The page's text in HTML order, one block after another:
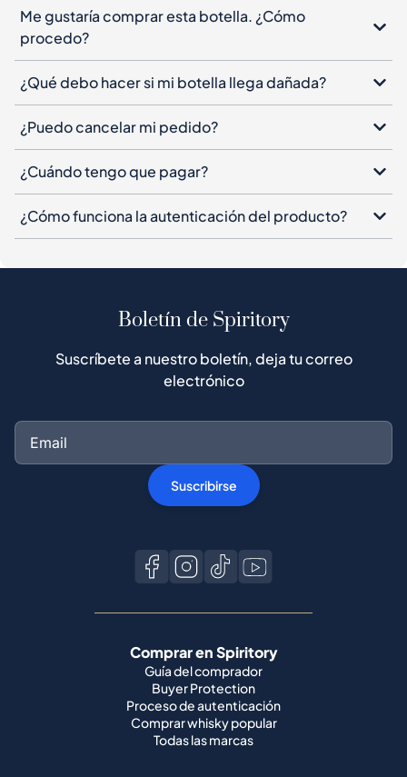
Me gustaría comprar esta botella. ¿Cómo
procedo?
¿Qué debo hacer si mi botella llega dañada?
¿Puedo cancelar mi pedido?
¿Cuándo tengo que pagar?
¿Cómo funciona la autenticación del producto?
Boletín de Spiritory
Suscríbete a nuestro boletín, deja tu correo
electrónico
Suscribirse
Comprar en Spiritory
Guía del comprador
Buyer Protection
Proceso de autenticación
Comprar whisky popular
Todas las marcas